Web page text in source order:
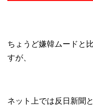
ちょうど嫌韓ムードと
すが、
ネット上では反日新聞